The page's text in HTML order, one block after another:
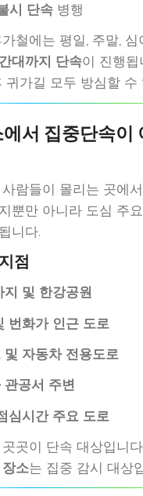
시 단속 병행
철에는 평일, 주말, 심
대까지 단속이 진행됩
귀가길 모두 방심할 수
서 집중단속이
람들이 몰리는 곳에
뿐만 아니라 도심 주
니다.
점
지 및 한강공원
번화가 인근 도로
및 자동차 전용도로
관공서 주변
심시간 주요 도로
곳이 단속 대상입니
소는 집중 감시 대상